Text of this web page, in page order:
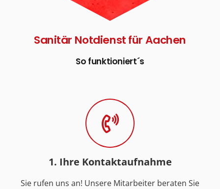
Sanitär Notdienst für Aachen
So funktioniert´s
1. Ihre Kontaktaufnahme
Sie rufen uns an! Unsere Mitarbeiter beraten Sie